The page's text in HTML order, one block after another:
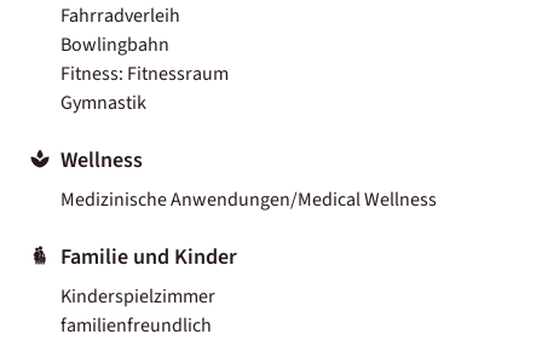
Fahrradverleih
Bowlingbahn
Fitness: Fitnessraum
Gymnastik
Wellness
Medizinische Anwendungen/Medical Wellness
Familie und Kinder
Kinderspielzimmer
familienfreundlich